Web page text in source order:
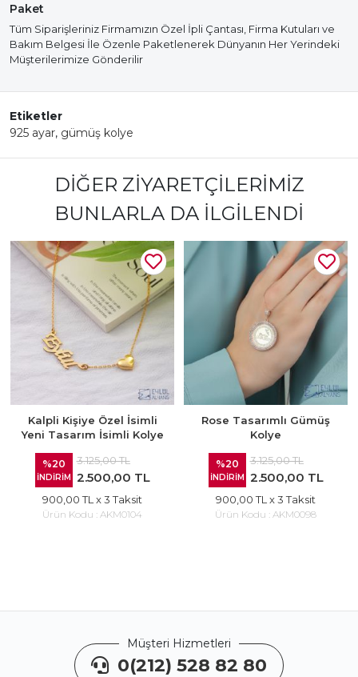
Paket
Tüm Siparişleriniz Firmamızın Özel İpli Çantası, Firma Kutuları ve
Bakım Belgesi İle Özenle Paketlenerek Dünyanın Her Yerindeki
Müşterilerimize Gönderilir
Etiketler
925 ayar, gümüş kolye
DIĞER ZIYARETÇILERIMIZ
BUNLARLA DA İLGILENDI
Kalpli Kişiye Özel İsimli
Yeni Tasarım İsimli Kolye
%20
İNDİRİM
3.125,00 TL
2.500,00 TL
900,00 TL x 3 Taksit
Ürün Kodu : AKM0104
Rose Tasarımlı Gümüş
Kolye
%20
İNDİRİM
3.125,00 TL
2.500,00 TL
900,00 TL x 3 Taksit
Ürün Kodu : AKM0098
Müşteri Hizmetleri
0(212) 528 82 80